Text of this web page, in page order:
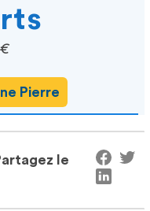
Pierre
le